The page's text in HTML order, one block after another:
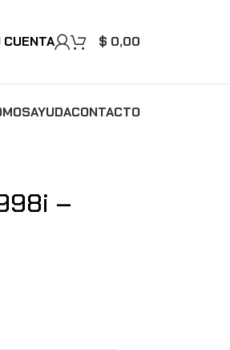
CUENTA $ 0,00
AYUDACONTACTO
–